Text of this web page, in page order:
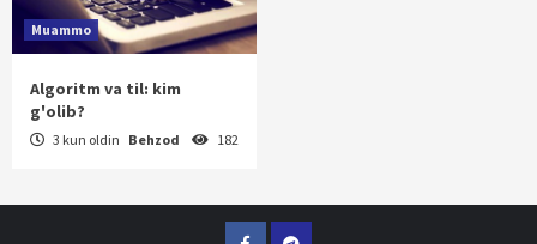
Muammo
Algoritm va til: kim
g'olib?
3 kun oldin Behzod 182